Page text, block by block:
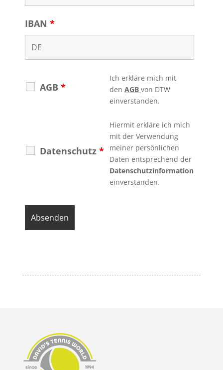
IBAN *
AGB *
Ich erkläre mich mit
den AGB von DTW
einverstanden.
Datenschutz *
Hiermit erkläre ich mich
mit der Verwendung
meiner persönlichen
Daten entsprechend der
Datenschutzinformation
einverstanden.